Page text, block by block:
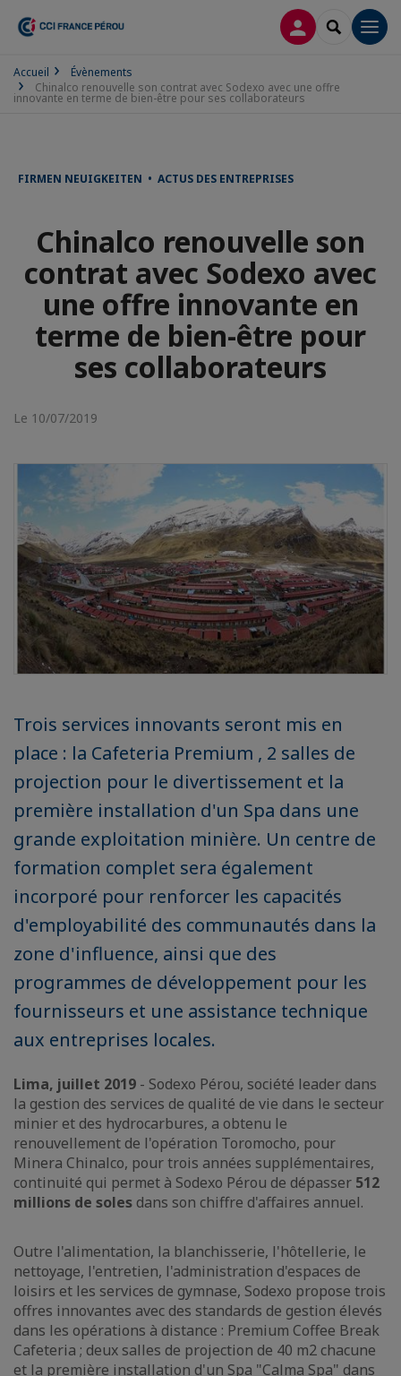
CONNEXION
Accueil
Évènements
Chinalco renouvelle son contrat avec Sodexo avec une offre
innovante en terme de bien-être pour ses collaborateurs
FIRMEN NEUIGKEITEN • ACTUS DES ENTREPRISES
Chinalco renouvelle son
contrat avec Sodexo avec
une offre innovante en
terme de bien-être pour
ses collaborateurs
Le 10/07/2019
Trois services innovants seront mis en
place : la Cafeteria Premium , 2 salles de
projection pour le divertissement et la
première installation d'un Spa dans une
grande exploitation minière. Un centre de
formation complet sera également
incorporé pour renforcer les capacités
d'employabilité des communautés dans la
zone d'influence, ainsi que des
programmes de développement pour les
fournisseurs et une assistance technique
aux entreprises locales.
Lima, juillet 2019 - Sodexo Pérou, société leader dans
la gestion des services de qualité de vie dans le secteur
minier et des hydrocarbures, a obtenu le
renouvellement de l'opération Toromocho, pour
Minera Chinalco, pour trois années supplémentaires,
continuité qui permet à Sodexo Pérou de dépasser 512
millions de solesdans son chiffre d'affaires annuel.
Outre l'alimentation, la blanchisserie, l'hôtellerie, le
nettoyage, l'entretien, l'administration d'espaces de
loisirs et les services de gymnase, Sodexo propose trois
offres innovantes avec des standards de gestion élevés
dans les opérations à distance : Premium Coffee Break
Cafeteria ; deux salles de projection de 40 m2 chacune
et la première installation d'un Spa "Calma Spa" dans